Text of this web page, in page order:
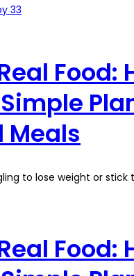
Food:
Meals
to lose weight or stick
Food: